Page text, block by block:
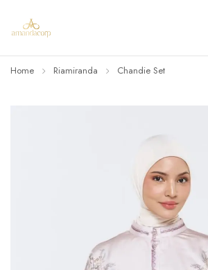
Home Riamiranda Chandie Set